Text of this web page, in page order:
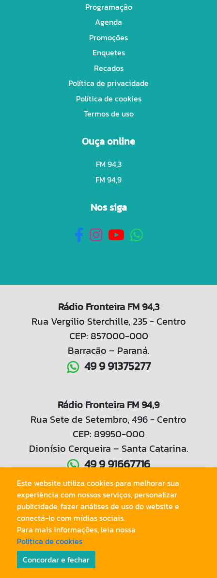
Programação
Agenda
Promoções
Enquetes
Recados
Política de privacidade
Política de cookies
Termos de uso
Ouça online
FM 94,3
FM 94,9
Nos siga
Rádio Fronteira FM 94,3
Rua Vergilio Sterchille, 235 - Centro
CEP: 857000-000
Barracão – Paraná.
49 9 91375277
Rádio Fronteira FM 94,9
Rua Sete de Setembro, 496 - Centro
CEP: 89950-000
Dionísio Cerqueira – Santa Catarina.
49 9 91667716
49 3644 1042
© Copyright 2020.Radio Tri Fronteira LTDA
Preparado na
Este website utiliza cookies para melhorar sua
experiência com nossos serviços, personalizar
publicidade, fazer análises de uso do website e
conectá-lo com mídias sociais.
Para mais informações, leia nossa
Política de cookies
Concordar e fechar